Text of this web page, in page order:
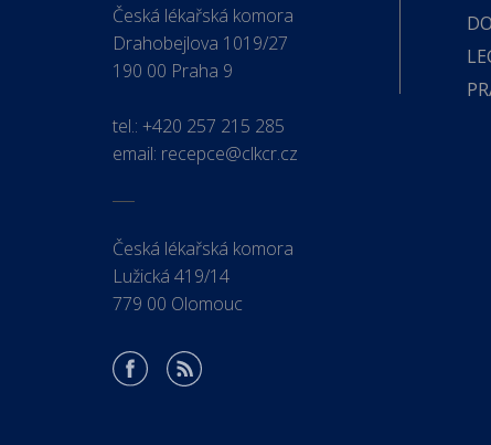
Česká lékařská komora
Drahobejlova 1019/27
190 00 Praha 9
tel.: +420 257 215 285
email: recepce@clkcr.cz
Česká lékařská komora
Lužická 419/14
779 00 Olomouc